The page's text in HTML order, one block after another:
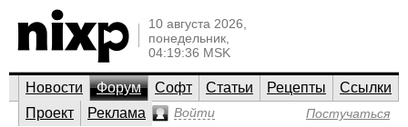
10 августа 2026,
понедельник,
04:19:36 MSK
Новости Форум Софт Статьи Рецепты
Ссылки
Проект
Реклама Войти Постучаться